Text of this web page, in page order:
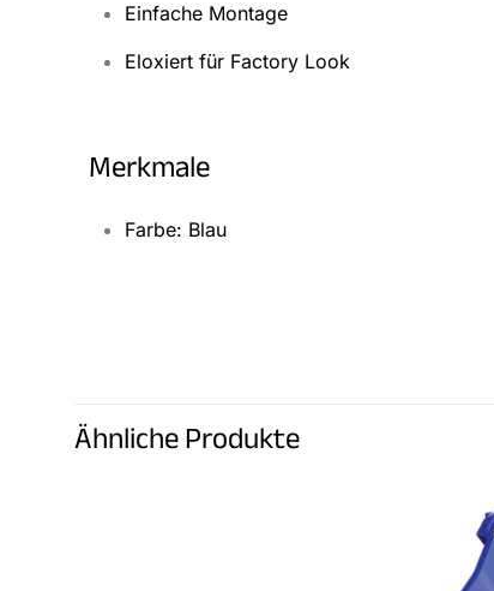
Einfache Montage
Eloxiert für Factory Look
Merkmale
Farbe: Blau
Ähnliche Produkte